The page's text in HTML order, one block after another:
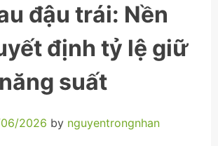
đậu trái: Nền
định tỷ lệ giữ
suất
2026 by nguyentrongnhan